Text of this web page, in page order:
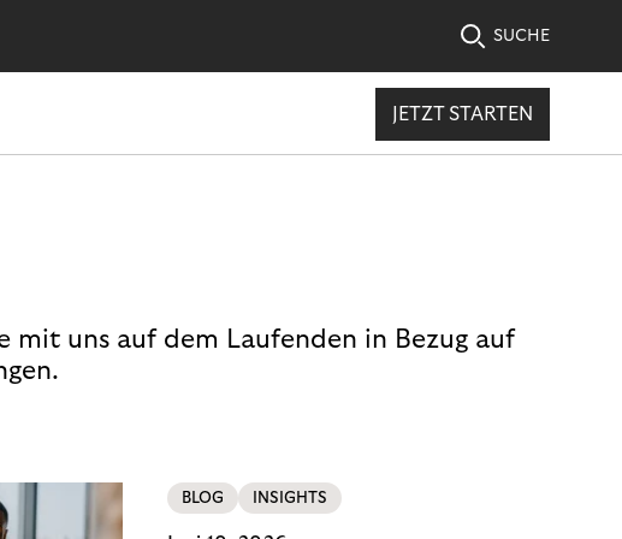
SUCHE
JETZT STARTEN
mit uns auf dem Laufenden in Bezug auf
BLOG INSIGHTS